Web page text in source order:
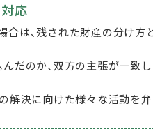
応
は、残された財産の分け方
だのか、双方の主張が一致
解決に向けた様々な活動を